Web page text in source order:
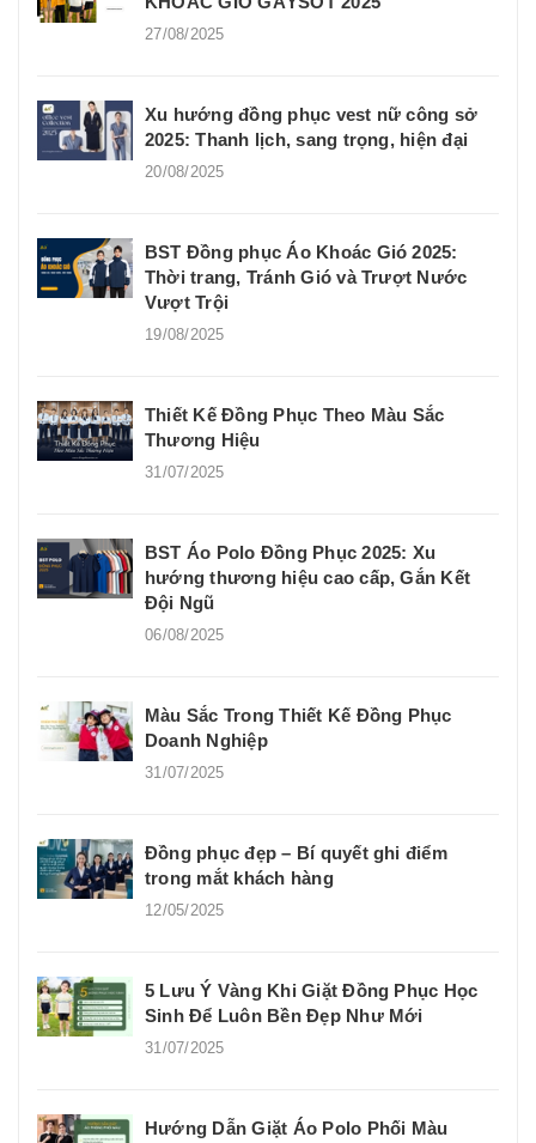
27/08/2025
Xu hướng đồng phục vest nữ công sở
2025: Thanh lịch, sang trọng, hiện đại
20/08/2025
BST Đồng phục Áo Khoác Gió 2025:
Thời trang, Tránh Gió và Trượt Nước
Vượt Trội
19/08/2025
Thiết Kế Đồng Phục Theo Màu Sắc
Thương Hiệu
31/07/2025
BST Áo Polo Đồng Phục 2025: Xu
hướng thương hiệu cao cấp, Gắn Kết
Đội Ngũ
06/08/2025
Màu Sắc Trong Thiết Kế Đồng Phục
Doanh Nghiệp
31/07/2025
Đồng phục đẹp – Bí quyết ghi điểm
trong mắt khách hàng
12/05/2025
5 Lưu Ý Vàng Khi Giặt Đồng Phục Học
Sinh Để Luôn Bền Đẹp Như Mới
31/07/2025
Hướng Dẫn Giặt Áo Polo Phối Màu